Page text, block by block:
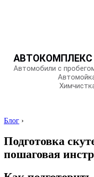
АВТОКОМПЛЕКС
Автомобили с
Блог ›
Подготовка
пошаговая